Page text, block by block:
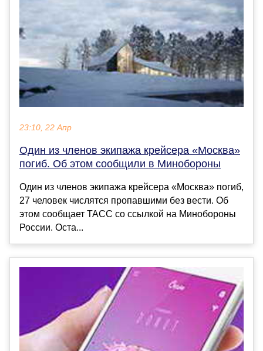
23:10, 22 Апр
Один из членов экипажа крейсера «Москва»
погиб. Об этом сообщили в Минобороны
Один из членов экипажа крейсера «Москва» погиб,
27 человек числятся пропавшими без вести. Об
этом сообщает ТАСС со ссылкой на Минобороны
России. Оста...